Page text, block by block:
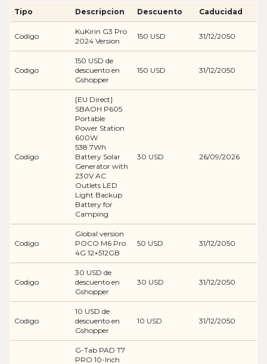
Tipo Descripcion Descuento Caducidad
Codigo
KuKirin G3 Pro
2024 Version
150 USD 31/12/2050
Codigo
150 USD de
descuento en
Gshopper
150 USD 31/12/2050
Codigo
[EU Direct]
SBAOH P605
Portable
Power Station
600W
538.7Wh
Battery Solar
Generator with
230V AC
Outlets LED
Light Backup
Battery for
Camping
30 USD 26/09/2026
Codigo
Global version
POCO M6 Pro
4G 12+512GB
50 USD 31/12/2050
Codigo
30 USD de
descuento en
Gshopper
30 USD 31/12/2050
Codigo
10 USD de
descuento en
Gshopper
10 USD 31/12/2050
G-Tab PAD T7
PRO 10-Inch